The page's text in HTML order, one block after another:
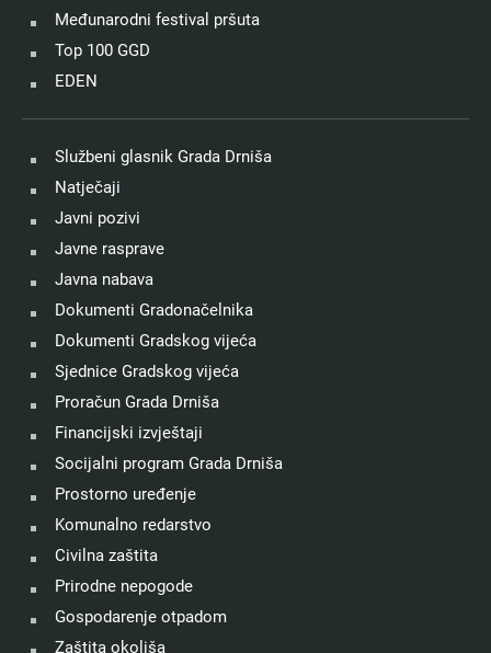
Međunarodni festival pršuta
Top 100 GGD
EDEN
Službeni glasnik Grada Drniša
Natječaji
Javni pozivi
Javne rasprave
Javna nabava
Dokumenti Gradonačelnika
Dokumenti Gradskog vijeća
Sjednice Gradskog vijeća
Proračun Grada Drniša
Financijski izvještaji
Socijalni program Grada Drniša
Prostorno uređenje
Komunalno redarstvo
Civilna zaštita
Prirodne nepogode
Gospodarenje otpadom
Zaštita okoliša